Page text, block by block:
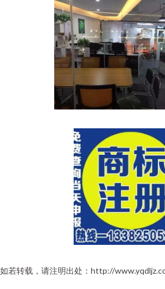
如若转载，请注明出处：http://